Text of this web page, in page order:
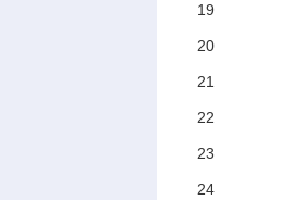
19
20
21
22
23
24